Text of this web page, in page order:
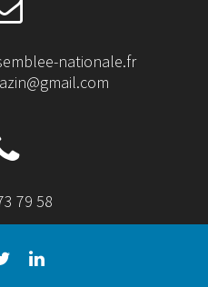
nationale.fr
79 58